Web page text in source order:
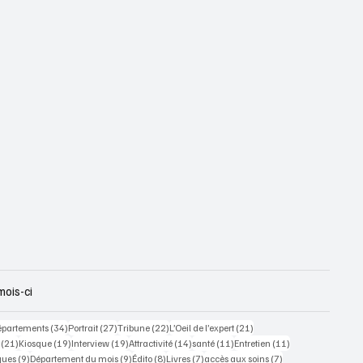
ci
posts (34)34 posts
Portrait (27)27 posts
Tribune (22)22 posts
L’Oeil de l’expert (21)
(21)21 posts
Kiosque (19)19 posts
Interview (19)19 posts
Attractivité (14)14 posts
santé (11)11 posts
Entretien (11)
(9)9 posts
Département du mois (9)9 posts
Édito (8)8 posts
Livres (7)7 posts
accès aux soins (7)